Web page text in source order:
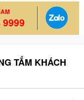
9999
TẮM KHÁCH